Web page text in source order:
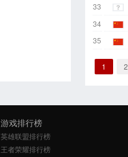
33
34
35
1 2
游戏排行榜
英雄联盟排行榜
王者荣耀排行榜